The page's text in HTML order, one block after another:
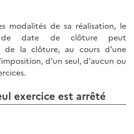
modalités de sa réalisation, le
de date de clôture peut
de la clôture, au cours d'une
d'un seul, d'aucun ou
exercice est arrêté